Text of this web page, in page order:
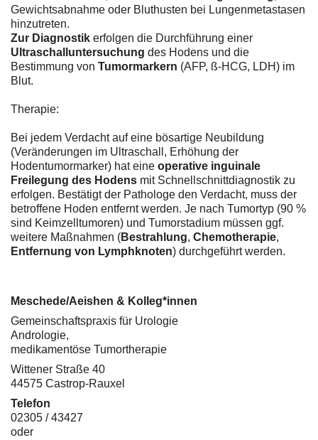
Gewichtsabnahme oder Bluthusten bei Lungenmetastasen
hinzutreten.
Zur Diagnostik erfolgen die Durchführung einer
Ultraschalluntersuchung des Hodens und die
Bestimmung von Tumormarkern (AFP, ß-HCG, LDH) im
Blut.
Therapie:
Bei jedem Verdacht auf eine bösartige Neubildung
(Veränderungen im Ultraschall, Erhöhung der
Hodentumormarker) hat eine operative inguinale
Freilegung des Hodens mit Schnellschnittdiagnostik zu
erfolgen. Bestätigt der Pathologe den Verdacht, muss der
betroffene Hoden entfernt werden. Je nach Tumortyp (90 %
sind Keimzelltumoren) und Tumorstadium müssen ggf.
weitere Maßnahmen (Bestrahlung, Chemotherapie,
Entfernung von Lymphknoten) durchgeführt werden.
Meschede/Aeishen & Kolleg*innen
Gemeinschaftspraxis für Urologie
Andrologie,
medikamentöse Tumortherapie
Wittener Straße 40
44575 Castrop-Rauxel
Telefon
02305 / 43427
oder